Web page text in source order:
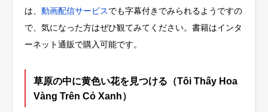
は、 動画配信サービスでも字幕付きでみられるようですの
で、気になった方はぜひ観てみてください。書籍はインタ
ーネット通販で購入可能です。
草原の中に黄色い花を見つける（Tôi Thấy Hoa
Vàng Trên Cỏ Xanh）